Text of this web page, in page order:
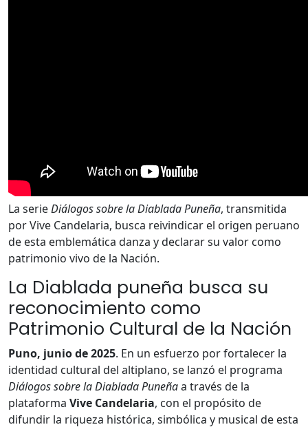
La serieDiálogos sobre la Diablada Puneña, transmitida
por Vive Candelaria, busca reivindicar el origen peruano
de esta emblemática danza y declarar su valor como
patrimonio vivo de la Nación.
La Diablada puneña busca su
reconocimiento como
Patrimonio Cultural de la Nación
Puno, junio de 2025. En un esfuerzo por fortalecer la
identidad cultural del altiplano, se lanzó el programa
Diálogos sobre la Diablada Puneñaa través de la
plataforma Vive Candelaria, con el propósito de
difundir la riqueza histórica, simbólica y musical de esta